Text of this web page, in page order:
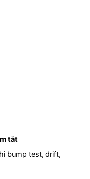
tắt
bump test, drift,